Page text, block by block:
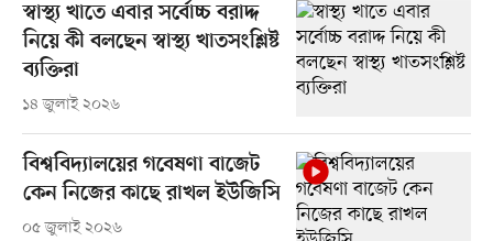
স্বাস্থ্য খাতে এবার সর্বোচ্চ বরাদ্দ
নিয়ে কী বলছেন স্বাস্থ্য খাতসংশ্লিষ্ট
ব্যক্তিরা
১৪ জুলাই ২০২৬
বিশ্ববিদ্যালয়ের গবেষণা বাজেট
কেন নিজের কাছে রাখল ইউজিসি
০৫ জুলাই ২০২৬